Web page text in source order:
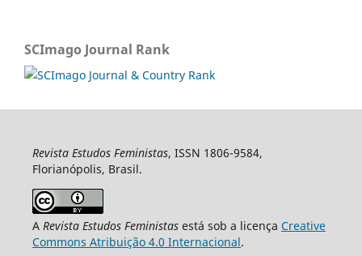
SCImago Journal Rank
Revista Estudos Feministas, ISSN 1806-9584,
Florianópolis, Brasil.
A Revista Estudos Feministasestá sob a licença Creative
Commons Atribuição 4.0 Internacional.